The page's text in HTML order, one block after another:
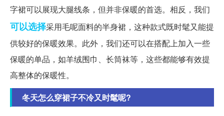
字裙可以展现大腿线条，但并非保暖的首选。相反，我们
可以选择采用毛呢面料的半身裙，这种款式既时髦又能提
供较好的保暖效果。此外，我们还可以在搭配上加入一些
保暖的单品，如羊绒围巾、长筒袜等，这些都能够有效提
高整体的保暖性。
冬天怎么穿裙子不冷又时髦呢?